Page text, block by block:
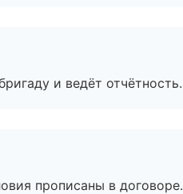
и ведёт отчётность.
прописаны в договоре.